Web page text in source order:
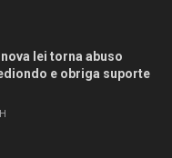
lei torna abuso
e obriga suporte